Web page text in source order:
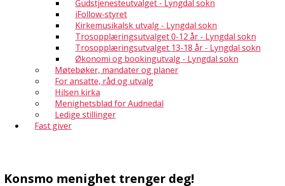
Gudstjenesteutvalget - Lyngdal sokn
iFollow-styret
Kirkemusikalsk utvalg - Lyngdal sokn
Trosopplæringsutvalget 0-12 år - Lyngdal sokn
Trosopplæringsutvalget 13-18 år - Lyngdal sokn
Økonomi og bookingutvalg - Lyngdal sokn
Møtebøker, mandater og planer
For ansatte, råd og utvalg
Hilsen kirka
Menighetsblad for Audnedal
Ledige stillinger
Fast giver
Konsmo menighet trenger deg!